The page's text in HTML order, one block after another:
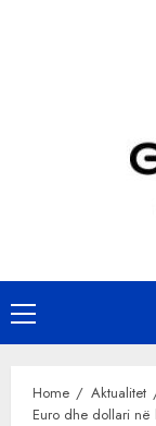
Primary
Menu
Home
Aktualitet
Euro dhe dollari